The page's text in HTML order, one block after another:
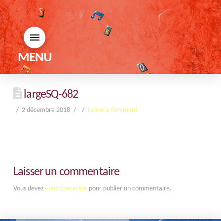
MENU
largeSQ-682
2 décembre 2018 Leave a Comment
Laisser un commentaire
Vous devez vous connecterpour publier un commentaire.